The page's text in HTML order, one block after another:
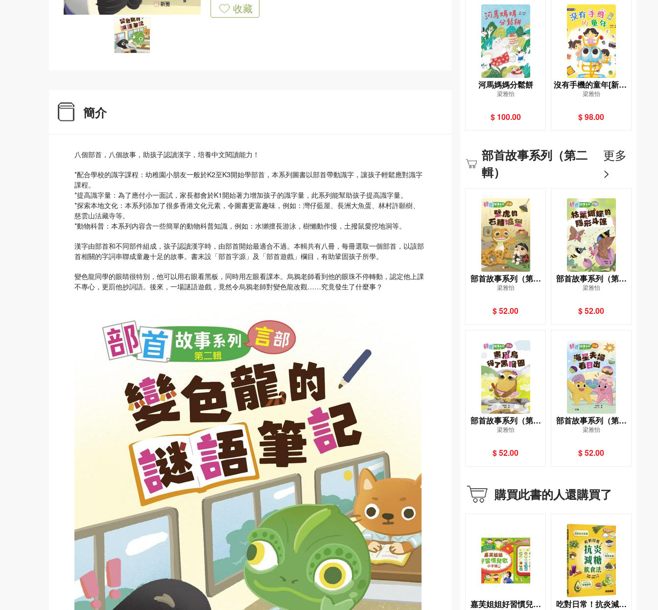
收藏
簡介
八個部首，八個故事，助孩子認讀漢字，培養中文閱讀能力！
*配合學校的識字課程：幼稚園小朋友一般於K2至K3開始學部首，本系列圖書以部首帶動識字，讓孩子輕鬆應對識字
課程。
*提高識字量：為了應付小一面試，家長都會於K1開始著力增加孩子的識字量，此系列能幫助孩子提高識字量。
*探索本地文化：本系列添加了很多香港文化元素，令圖書更富趣味，例如：灣仔藍屋、長洲大魚蛋、林村許願樹、
慈雲山法藏寺等。
*動物科普：本系列内容含一些簡單的動物科普知識，例如：水獺擅長游泳，樹懶動作慢，土撥鼠愛挖地洞等。
漢字由部首和不同部件組成，孩子認讀漢字時，由部首開始最適合不過。本輯共有八冊，每冊選取一個部首，以該部
首相關的字詞串聯成童趣十足的故事。書末設「部首字源」及「部首遊戲」欄目，有助鞏固孩子所學。
變色龍同學的眼睛很特別，他可以用右眼看黑板，同時用左眼看課本。烏鴉老師看到他的眼珠不停轉動，認定他上課
不專心，更罰他抄詞語。後來，一場謎語遊戲，竟然令烏鴉老師對變色龍改觀……究竟發生了什麼事？
河馬媽媽分鬆餅
梁雅怡
$ 100.00
沒有手機的童年[新雅‧
繪本館]
梁雅怡
$ 98.00
部首故事系列（第二
輯）
更多
>
部首故事系列（第二
輯）壁虎的石牆城
梁雅怡
$ 52.00
部首故事系列（第二
輯）枯葉蝴蝶的隱形
梁雅怡
$ 52.00
部首故事系列（第二
輯）畫眉鳥得了黑眼
梁雅怡
$ 52.00
部首故事系列（第二
輯）海星夫婦看日
梁雅怡
$ 52.00
購買此書的人還購買了
嘉芙姐姐好習慣兒歌 吃對日常！抗炎減糖